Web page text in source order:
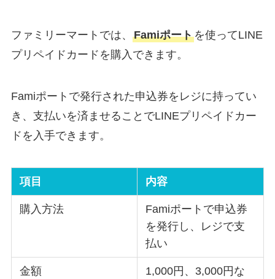
ファミリーマートでは、 Famiポートを使ってLINE
プリペイドカードを購入できます。
Famiポートで発行された申込券をレジに持ってい
き、支払いを済ませることでLINEプリペイドカー
ドを入手できます。
項目 内容
購入方法
Famiポートで申込券
を発行し、レジで支
払い
金額
1,000円、3,000円な